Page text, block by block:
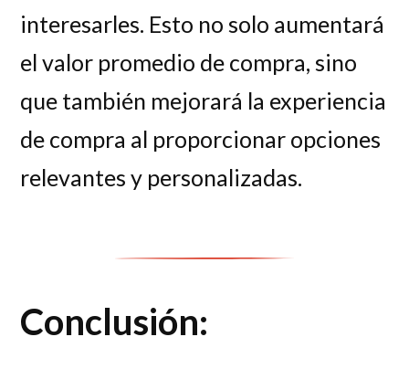
interesarles. Esto no solo aumentará
el valor promedio de compra, sino
que también mejorará la experiencia
de compra al proporcionar opciones
relevantes y personalizadas.
Conclusión: